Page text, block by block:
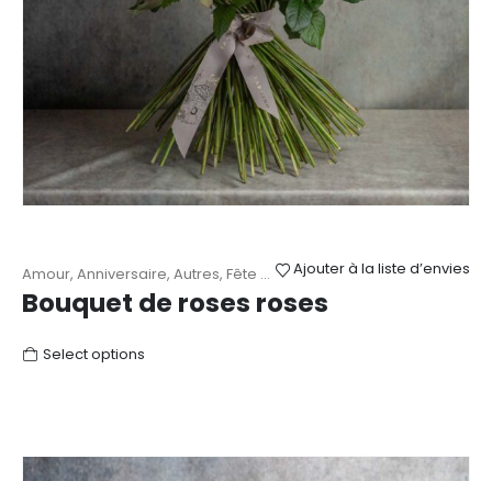
Ajouter à la liste d’envies
Amour, Anniversaire, Autres, Fête des Mères ,Mariage, Naissance
Bouquet de roses roses
Select options